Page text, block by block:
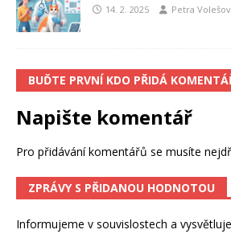
14. 2. 2025 Petra
BUĎTE PRVNÍ KDO PŘIDÁ
Napište komentář
Pro přidávání komentářů se musíte
ZPRÁVY S PŘIDANOU HODNOTOU
Informujeme v souvislostech a